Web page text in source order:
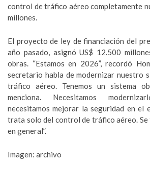
control de tráfico aéreo completamente
millones.
El proyecto de ley de financiación del
año pasado, asignó US$ 12.500
obras. “Estamos en 2026”, recordó
secretario habla de modernizar nuestro
tráfico aéreo. Tenemos un sistema
menciona. Necesitamos
necesitamos mejorar la seguridad en el
trata solo del control de tráfico aéreo.
en general”.
Imagen: archivo